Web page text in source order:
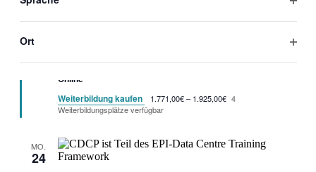
Ergebnissen
aktualisieren
Ort
Garantietermin
24 August-25 August
CDCP® – Certified Data Centre
Online
Weiterbildung kaufen
1.771,00€ – 1.925,00€ 4
Weiterbildungsplätze verfügbar
MO.
24